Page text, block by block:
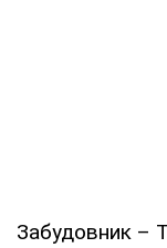
Забудовник –